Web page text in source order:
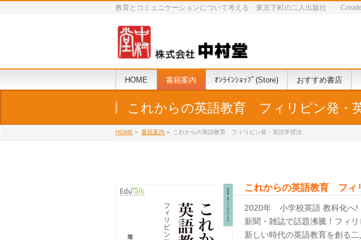
教育とコミュニケーションについて考える 東京下町の二人出版社
HOME 書籍案内 ｵﾝﾗｲﾝｼｮｯﾌﾟ(Store) おすすめ書店
これからの英語教育 フィリピン発・
HOME » 書籍案内 » これからの英語教育 フィリピン発・英語学習法
これからの英語教育 フィ
2020年 小学校英語 教科化へ!
新聞・雑誌で話題沸騰！フィ
新しい時代の英語教育を創る